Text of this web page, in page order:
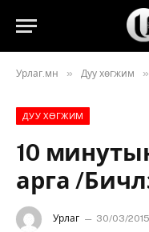
Урлаг.мн » Дуу хөгжим »
ДУУ ХӨГЖИМ
10
арга /
Урлаг 30/03/2015